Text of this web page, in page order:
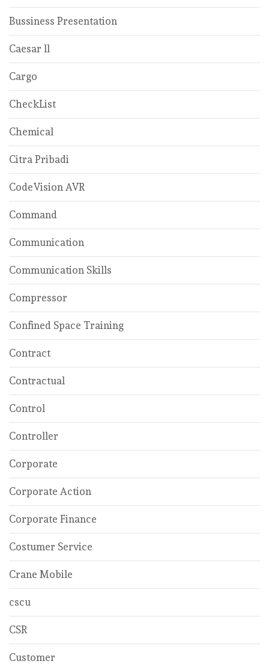
Bussiness Presentation
Caesar ll
Cargo
CheckList
Chemical
Citra Pribadi
CodeVision AVR
Command
Communication
Communication Skills
Compressor
Confined Space Training
Contract
Contractual
Control
Controller
Corporate
Corporate Action
Corporate Finance
Costumer Service
Crane Mobile
cscu
CSR
Customer